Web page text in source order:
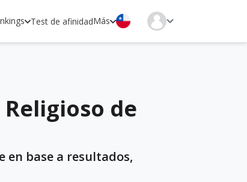
Test de afinidadMás
de
en base a resultados,